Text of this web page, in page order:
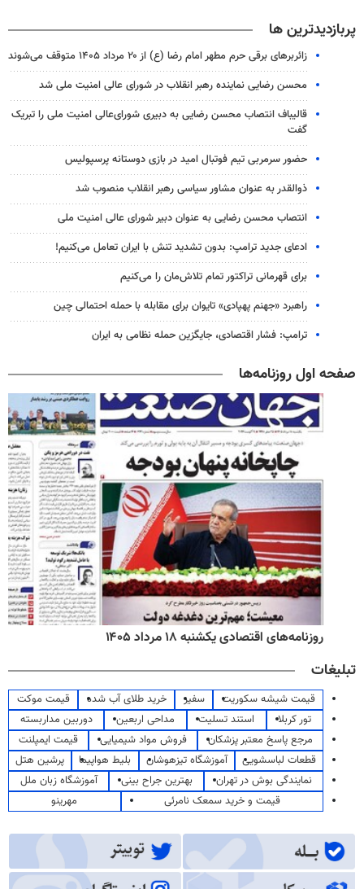
پربازدیدترین ها
زائربرهای برقی حرم مطهر امام رضا (ع) از ۲۰ مرداد ۱۴۰۵ متوقف می‌شوند
محسن رضایی نماینده رهبر انقلاب در شورای عالی امنیت ملی شد
قالیباف انتصاب محسن رضایی به دبیری شورای‌عالی امنیت ملی را تبریک
گفت
حضور سرمربی تیم فوتبال امید در بازی دوستانه پرسپولیس
ذوالقدر به عنوان مشاور سیاسی رهبر انقلاب منصوب شد
انتصاب محسن رضایی به عنوان دبیر شورای عالی امنیت ملی
ادعای جدید ترامپ: بدون تشدید تنش با ایران تعامل می‌کنیم!
برای قهرمانی تراکتور تمام تلاش‌مان را می‌کنیم
راهبرد «جهنم پهپادی» تایوان برای مقابله با حمله احتمالی چین
ترامپ: فشار اقتصادی، جایگزین حمله نظامی به ایران
صفحه اول روزنامه‌ها
روزنامه‌های اقتصادی یکشنبه ۱۸ مرداد ۱۴۰۵
تبلیغات
قیمت شیشه سکوریت سفیر خرید طلای آب شده
قیمت موکت
تور کربلا
استند تسلیت مداحی اربعین
دوربین مداربسته
مرجع پاسخ معتبر پزشکان
فروش مواد شیمیایی
قیمت ایمپلنت
قطعات لباسشویی
آموزشگاه تیزهوشان بلیط هواپیما
پرشین هتل
نمایندگی بوش در تهران
بهترین جراح بینی
آموزشگاه زبان ملل
قیمت و خرید سمعک نامرئی
مهرینو